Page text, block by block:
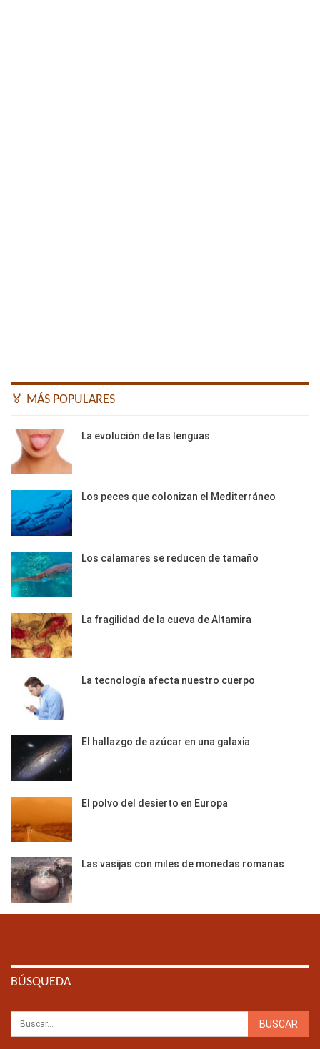
🏅 MÁS POPULARES
La evolución de las lenguas
Los peces que colonizan el Mediterráneo
Los calamares se reducen de tamaño
La fragilidad de la cueva de Altamira
La tecnología afecta nuestro cuerpo
El hallazgo de azúcar en una galaxia
El polvo del desierto en Europa
Las vasijas con miles de monedas romanas
BÚSQUEDA